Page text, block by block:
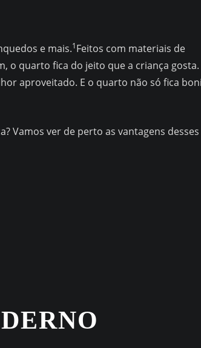
e mais.1Feitos com materiais de
o quarto fica do jeito que a criança gosta.
aproveitado. E o quarto não só fica
Vamos ver de perto as vantagens desses